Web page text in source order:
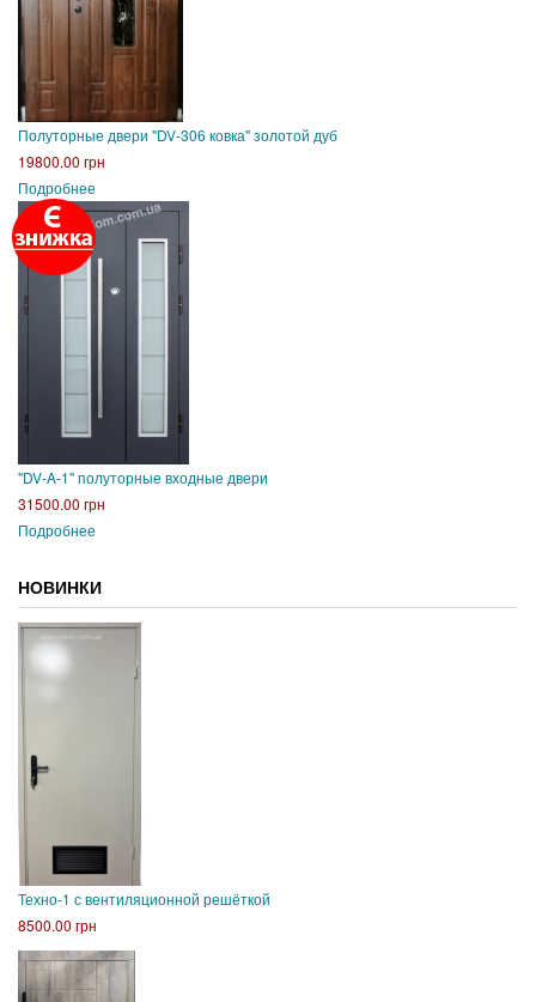
Полуторные двери "DV-306 ковка" золотой дуб
19800.00 грн
Подробнее
"DV-A-1" полуторные входные двери
31500.00 грн
Подробнее
НОВИНКИ
Техно-1 с вентиляционной решёткой
8500.00 грн